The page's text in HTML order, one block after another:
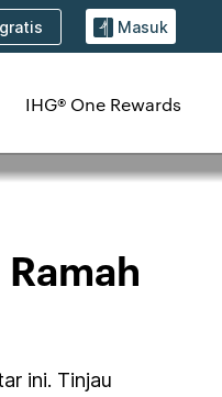
Masuk
IHG® One Rewards
ini. Tinjau